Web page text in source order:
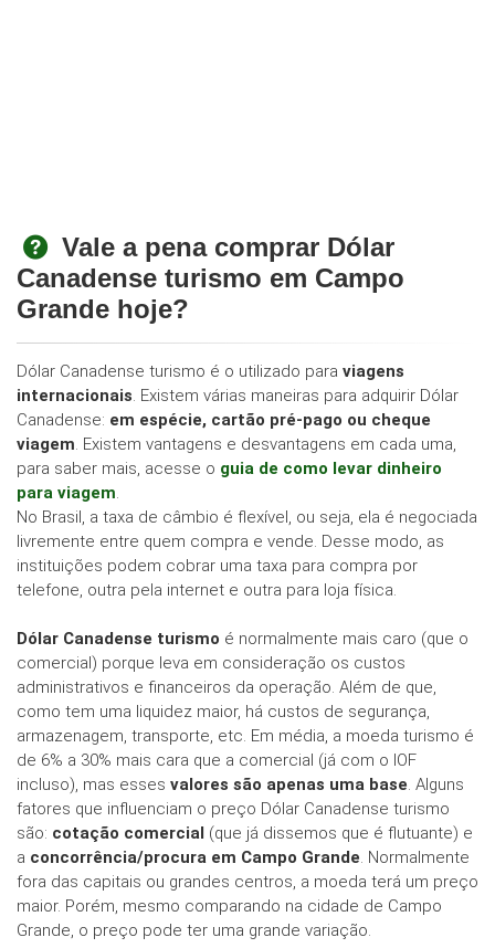
Vale a pena comprar Dólar
Canadense turismo em Campo
Grande hoje?
Dólar Canadense turismo é o utilizado para viagens
internacionais. Existem várias maneiras para adquirir Dólar
Canadense: em espécie, cartão pré-pago ou cheque
viagem. Existem vantagens e desvantagens em cada uma,
para saber mais, acesse o guia de como levar dinheiro
para viagem.
No Brasil, a taxa de câmbio é flexível, ou seja, ela é negociada
livremente entre quem compra e vende. Desse modo, as
instituições podem cobrar uma taxa para compra por
telefone, outra pela internet e outra para loja física.
Dólar Canadense turismo é normalmente mais caro (que o
comercial) porque leva em consideração os custos
administrativos e financeiros da operação. Além de que,
como tem uma liquidez maior, há custos de segurança,
armazenagem, transporte, etc. Em média, a moeda turismo é
de 6% a 30% mais cara que a comercial (já com o IOF
incluso), mas esses valores são apenas uma base. Alguns
fatores que influenciam o preço Dólar Canadense turismo
são: cotação comercial (que já dissemos que é flutuante) e
a concorrência/procura em Campo Grande. Normalmente
fora das capitais ou grandes centros, a moeda terá um preço
maior. Porém, mesmo comparando na cidade de Campo
Grande, o preço pode ter uma grande variação.